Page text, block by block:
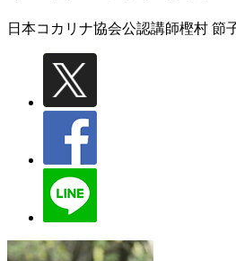
日本コカリナ協会公認講師樫村 節